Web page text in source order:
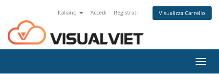
Italiano Accedi Registrati Visualizza Carrello
Attiva